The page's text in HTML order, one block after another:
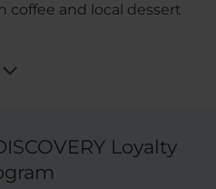
coffee and local dessert
Loyalty